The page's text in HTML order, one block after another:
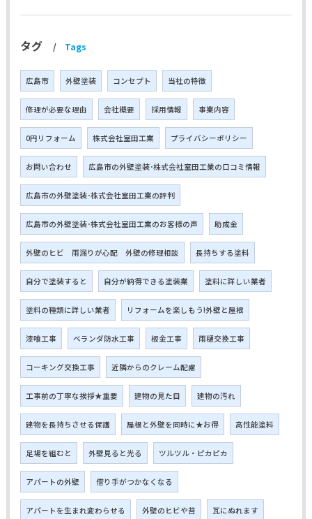
タグ Tags
広島市 外壁塗装 コンセプト 当社の特徴
修理が必要な理由 会社概要 採用情報 事業内容
0円リフォーム 株式会社室田工業 プライバシーポリシー
お問い合わせ 広島市の外壁塗装･株式会社室田工業の口コミ情報
広島市の外壁塗装･株式会社室田工業の評判
広島市の外壁塗装･株式会社室田工業のお客様の声 助成金
外壁のヒビ 雨漏りが心配 外壁の修理相談 長持ちする塗料
自分で塗装すると 自分が納得できる塗装業 塗料に詳しい業者
塗料の種類に詳しい業者 リフォームを楽しもう!外壁と屋根
漆喰工事 ベランダ防水工事 板金工事 雨樋交換工事
コーキング交換工事 近隣からのクレーム配慮
工事前の丁寧な挨拶★重要 建物の見た目 建物の汚れ
建物を長持ちさせる保護 屋根と外壁を同時に★お得 高性能塗料
足場を組むと 外壁見ると光る ツルツル・ピカピカ
アパートの外壁 借り手がつかなくなる
アパートを生まれ変わらせる 外壁のヒビや苔 瓦にぬれます